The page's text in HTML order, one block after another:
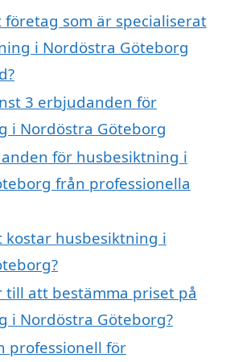
företag som är specialiserat
i Nordöstra Göteborg
3 erbjudanden för
i Nordöstra Göteborg
för husbesiktning i
från professionella
kostar husbesiktning i
till att bestämma priset på
i Nordöstra Göteborg?
professionell för